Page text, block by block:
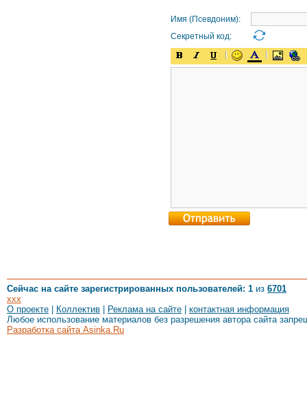
Имя (Псевдоним):
Секретный код:
Сейчас на сайте зарегистрированных пользователей: 1 из 6701
xxx
О проекте
Коллектив Реклама на сайте
контактная информация
Любое использование материалов без разрешения автора сайта
Разработка сайта Asinka.Ru